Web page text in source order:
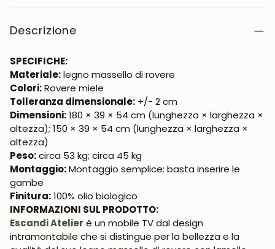
Descrizione
SPECIFICHE:
Materiale:legno massello di rovere
Colori:Rovere miele
Tolleranza dimensionale: +/- 2 cm
Dimensioni:180 × 39 × 54 cm (lunghezza × larghezza ×
altezza); 150 × 39 × 54 cm (lunghezza × larghezza ×
altezza)
Peso:circa 53 kg; circa 45 kg
Montaggio:Montaggio semplice: basta inserire le
gambe
Finitura:100% olio biologico
INFORMAZIONI SUL PRODOTTO:
Escandi Atelier è un mobile TV dal design
intramontabile che si distingue per la bellezza e la